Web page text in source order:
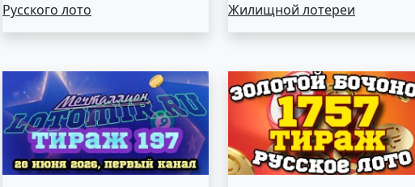
Русского лото
Жилищной лотереи